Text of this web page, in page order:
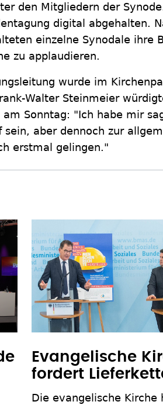
den Mitgliedern der
digital abgehalten.
einzelne Synodale ihre
zu applaudieren.
wurde im
Walter Steinmeier
Sonntag: "Ich habe mir
aber dennoch zur
erstmal gelingen."
Evangelische
fordert
Die evangelische Kirche